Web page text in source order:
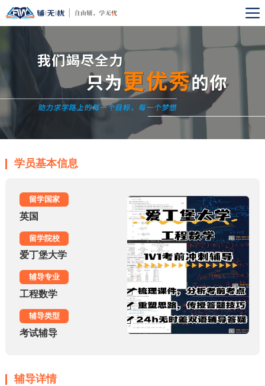
学员基本信息
留学国家
英国
留学院校
爱丁堡大学
辅导专业
工程数学
辅导类型
考试辅导
辅导详情